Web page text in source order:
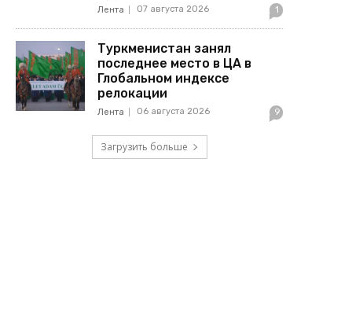
Лента 07 августа 2026 1
Туркменистан занял
последнее место в ЦА в
Глобальном индексе
релокации
Лента 06 августа 2026 9
Загрузить больше